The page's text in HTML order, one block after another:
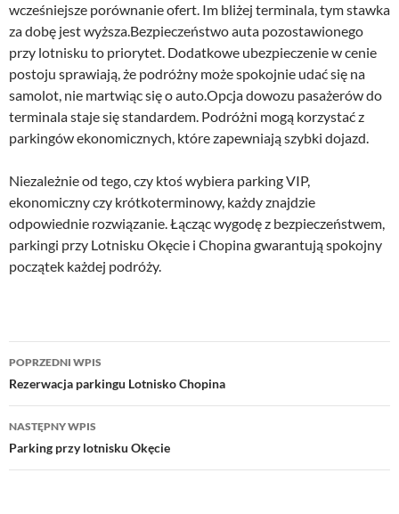
wcześniejsze porównanie ofert. Im bliżej terminala, tym stawka
za dobę jest wyższa.Bezpieczeństwo auta pozostawionego
przy lotnisku to priorytet. Dodatkowe ubezpieczenie w cenie
postoju sprawiają, że podróżny może spokojnie udać się na
samolot, nie martwiąc się o auto.Opcja dowozu pasażerów do
terminala staje się standardem. Podróżni mogą korzystać z
parkingów ekonomicznych, które zapewniają szybki dojazd.
Niezależnie od tego, czy ktoś wybiera parking VIP,
ekonomiczny czy krótkoterminowy, każdy znajdzie
odpowiednie rozwiązanie. Łącząc wygodę z bezpieczeństwem,
parkingi przy Lotnisku Okęcie i Chopina gwarantują spokojny
początek każdej podróży.
Nawigacja
wpisu
POPRZEDNI WPIS
Rezerwacja parkingu Lotnisko Chopina
NASTĘPNY WPIS
Parking przy lotnisku Okęcie